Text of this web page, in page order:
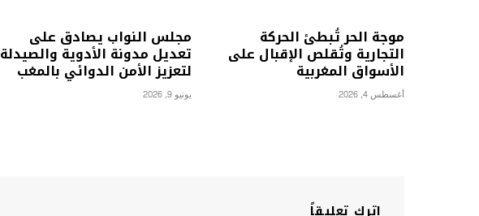
موجة الحر تُبطئ الحركة
التجارية وتُقلص الإقبال على
الأسواق المغربية
أغسطس 4, 2026
مجلس النواب يصادق على
تعديل مدونة الأدوية والصيدلة
لتعزيز الأمن الدوائي بالمغب
يونيو 9, 2026
اترك تعليقاً